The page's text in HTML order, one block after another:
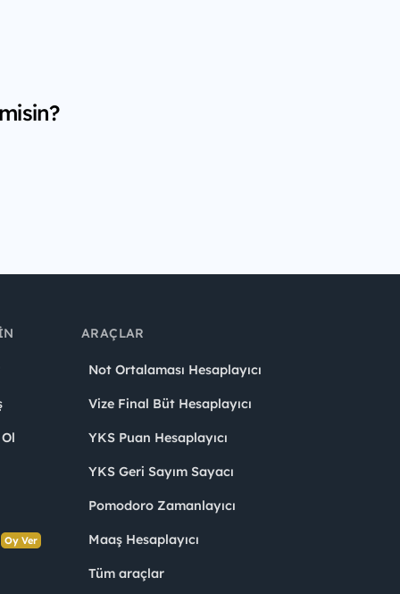
Oy Ver
ARAÇLAR
Not Ortalaması Hesaplayıcı
Vize Final Büt Hesaplayıcı
YKS Puan Hesaplayıcı
YKS Geri Sayım Sayacı
Pomodoro Zamanlayıcı
Maaş Hesaplayıcı
Tüm araçlar